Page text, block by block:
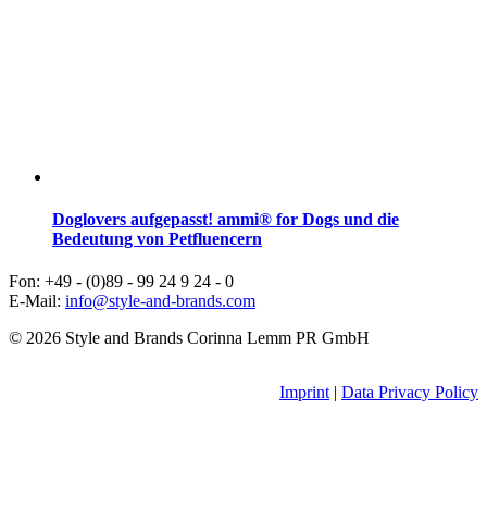
Doglovers aufgepasst! ammi® for Dogs und die
Bedeutung von Petfluencern
Fon: +49 - (0)89 - 99 24 9 24 - 0
E-Mail: info@style-and-brands.com
© 2026 Style and Brands Corinna Lemm PR GmbH
Imprint| Data Privacy Policy